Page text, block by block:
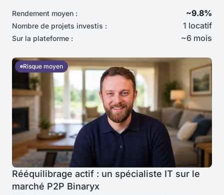
Rendement moyen : ~9.8%
Nombre de projets investis : 1 locatif
Sur la plateforme : ~6 mois
Risque moyen
Rééquilibrage actif : un spécialiste IT sur le
marché P2P Binaryx